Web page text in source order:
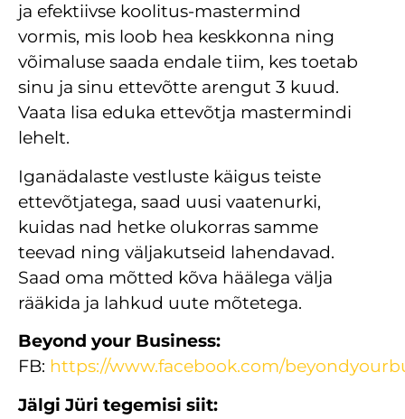
ja efektiivse koolitus-mastermind
vormis, mis loob hea keskkonna ning
võimaluse saada endale tiim, kes toetab
sinu ja sinu ettevõtte arengut 3 kuud.
Vaata lisa eduka ettevõtja mastermindi
lehelt.
Iganädalaste vestluste käigus teiste
ettevõtjatega, saad uusi vaatenurki,
kuidas nad hetke olukorras samme
teevad ning väljakutseid lahendavad.
Saad oma mõtted kõva häälega välja
rääkida ja lahkud uute mõtetega.
Beyond your Business:
FB: https://www.facebook.com/
Jälgi Jüri tegemisi siit: